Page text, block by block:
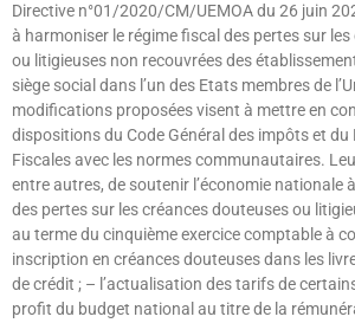
Directive n°01/2020/CM/UEMOA du 26 juin
à harmoniser le régime fiscal des pertes sur
ou litigieuses non recouvrées des
siège social dans l’un des Etats membres de
modifications proposées visent à mettre en
dispositions du Code Général des impôts et du
Fiscales avec les normes communautaires.
entre autres, de soutenir l’économie nationale
des pertes sur les créances douteuses ou
au terme du cinquième exercice comptable à
inscription en créances douteuses dans les
de crédit ; – l’actualisation des tarifs de
profit du budget national au titre de la